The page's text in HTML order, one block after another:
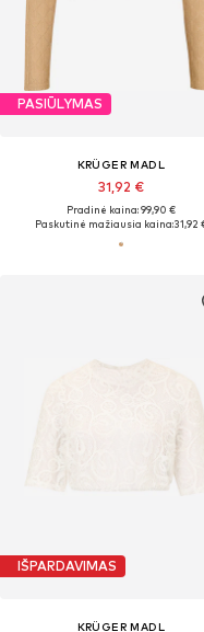
PASIŪLYMAS
KRÜGER MADL
31,92 €
Pradinė kaina: 99,90 €
Paskutinė mažiausia kaina:31,92
IŠPARDAVIMAS
KRÜGER MADL